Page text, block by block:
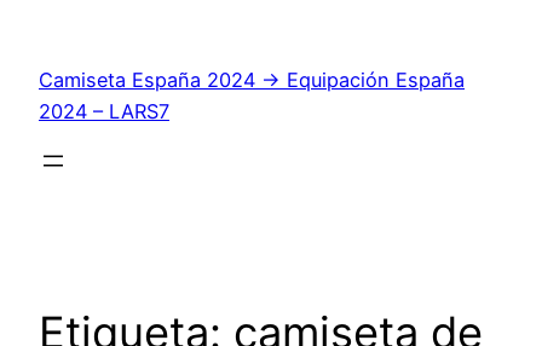
contenido
Camiseta España 2024 → Equipación España
2024 – LARS7
Etiqueta: camiseta de